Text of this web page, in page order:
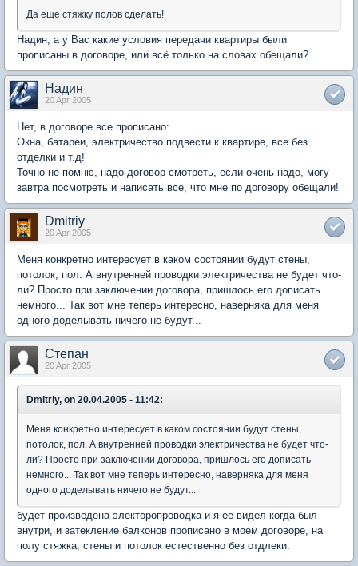
Да еще стяжку полов сделать!
Надин, а у Вас какие условия передачи квартиры были
прописаны в договоре, или всё только на словах обещали?
Надин
20 Apr 2005
Нет, в договоре все прописано:
Окна, батареи, электричество подвести к квартире, все без
отделки и т.д!
Точно не помню, надо договор смотреть, если очень надо, могу
завтра посмотреть и написать все, что мне по договору обещали!
Dmitriy
20 Apr 2005
Меня конкретно интересует в каком состоянии будут стены,
потолок, пол. А внутренней проводки электричества не будет что-
ли? Просто при заключении договора, пришлось его дописать
немного... Так вот мне теперь интересно, наверняка для меня
одного доделывать ничего не будут...
Степан
20 Apr 2005
Dmitriy, on 20.04.2005 - 11:42:
Меня конкретно интересует в каком состоянии будут стены,
потолок, пол. А внутренней проводки электричества не будет что-
ли? Просто при заключении договора, пришлось его дописать
немного... Так вот мне теперь интересно, наверняка для меня
одного доделывать ничего не будут...
будет произведена электоропроводка и я ее видел когда был
внутри, и затекление балконов прописано в моем договоре, на
полу стяжка, стены и потолок естественно без отдлеки.